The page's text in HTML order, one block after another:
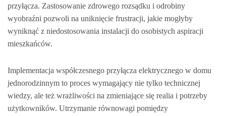
przyłącza. Zastosowanie zdrowego rozsądku i odrobiny
wyobraźni pozwoli na uniknięcie frustracji, jakie mogłyby
wyniknąć z niedostosowania instalacji do osobistych aspiracji
mieszkańców.
Implementacja współczesnego przyłącza elektrycznego w domu
jednorodzinnym to proces wymagający nie tylko technicznej
wiedzy, ale też wrażliwości na zmieniające się realia i potrzeby
użytkowników. Utrzymanie równowagi pomiędzy